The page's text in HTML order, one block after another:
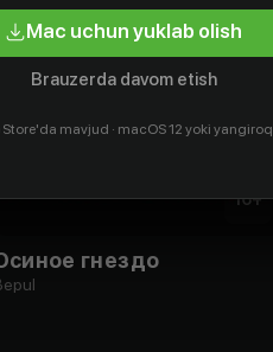
16+
гнездо
Mac uchun yuklab olish
Brauzerda davom etish
mavjud · macOS 12 yoki yangiroq